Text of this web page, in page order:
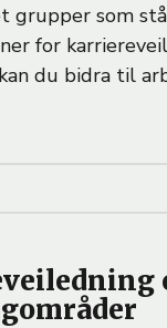
grupper som
for
du bidra til